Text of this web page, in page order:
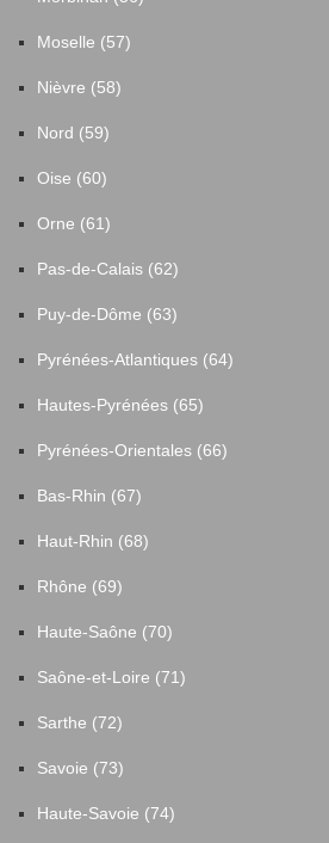
Moselle (57)
Nièvre (58)
Nord (59)
Oise (60)
Orne (61)
Pas-de-Calais (62)
Puy-de-Dôme (63)
Pyrénées-Atlantiques (64)
Hautes-Pyrénées (65)
Pyrénées-Orientales (66)
Bas-Rhin (67)
Haut-Rhin (68)
Rhône (69)
Haute-Saône (70)
Saône-et-Loire (71)
Sarthe (72)
Savoie (73)
Haute-Savoie (74)